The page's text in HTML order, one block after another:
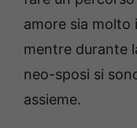
amore sia molto
mentre durante
neo-sposi si
assieme.